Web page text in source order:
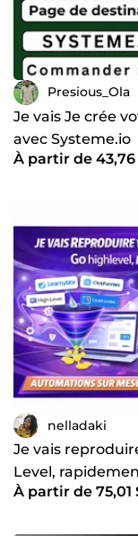
Presious_Ola
Je vais Je crée
avec Systeme.io
À partir de 43,76
nelladaki
Je vais
Level,
À partir de 75,01